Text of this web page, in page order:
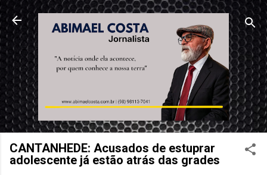
Pular para o conteúdo principal
CANTANHEDE: Acusados de estuprar
adolescente já estão atrás das grades